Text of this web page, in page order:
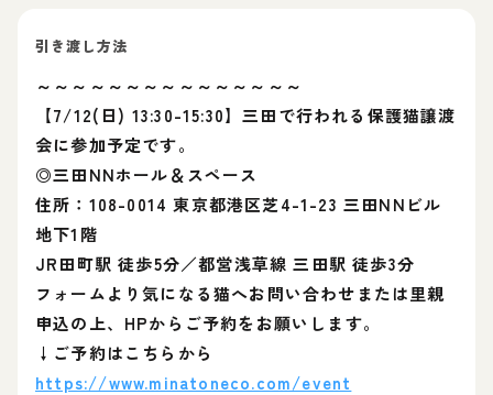
引き渡し方法
～～～～～～～～～～～～～～～
【7/12(日) 13:30-15:30】三田で行われる保護猫譲渡
会に参加予定です。
◎三田NNホール＆スペース
住所：108-0014 東京都港区芝4-1-23 三田NNビル
地下1階
JR田町駅 徒歩5分／都営浅草線 三田駅 徒歩3分
フォームより気になる猫へお問い合わせまたは里親
申込の上、HPからご予約をお願いします。
↓ご予約はこちらから
https://www.minatoneco.com/event